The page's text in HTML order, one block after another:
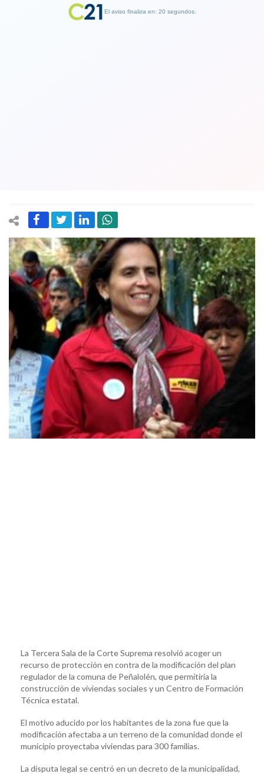
La Tercera Sala de la Corte Suprema resolvió acoger un
recurso de protección en contra de la modificación del plan
regulador de la comuna de Peñalolén, que permitiría la
construcción de viviendas sociales y un Centro de Formación
Técnica estatal.
El motivo aducido por los habitantes de la zona fue que la
modificación afectaba a un terreno de la comunidad donde el
municipio proyectaba viviendas para 300 familias.
La disputa legal se centró en un decreto de la municipalidad,
El aviso finaliza en: 19 segundos.